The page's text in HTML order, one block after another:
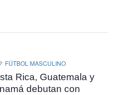
FÚTBOL MASCULINO
Rica, Guatemala y
debutan con